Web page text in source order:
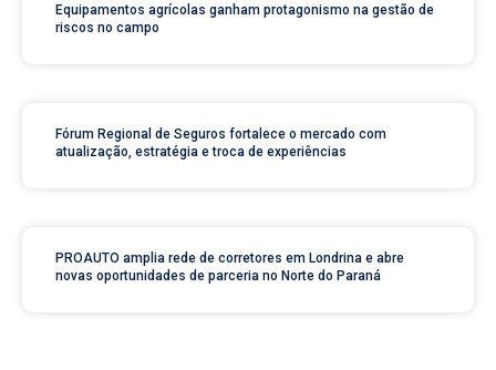
Equipamentos agrícolas ganham protagonismo na gestão de
riscos no campo
Fórum Regional de Seguros fortalece o mercado com
atualização, estratégia e troca de experiências
PROAUTO amplia rede de corretores em Londrina e abre
novas oportunidades de parceria no Norte do Paraná